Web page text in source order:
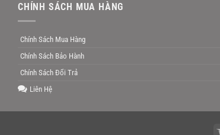
CHÍNH SÁCH MUA HÀNG
Chính Sách Mua Hàng
Chính Sách Bảo Hành
Chính Sách Đổi Trả
Liên Hệ